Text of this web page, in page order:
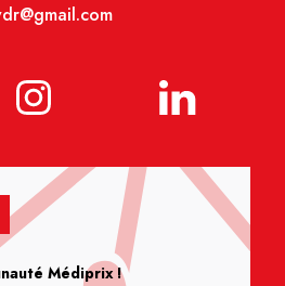
Médiprix !